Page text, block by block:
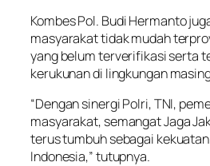
Kombes Pol. Budi Hermanto
masyarakat tidak mudah
yang belum terverifikasi serta
kerukunan di lingkungan
“Dengan sinergi Polri, TNI,
masyarakat, semangat Jaga
terus tumbuh sebagai
Indonesia,” tutupnya.